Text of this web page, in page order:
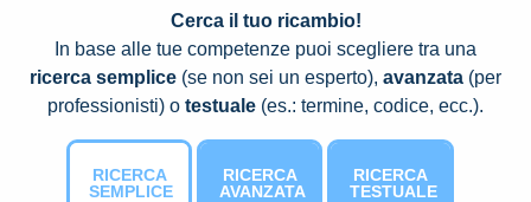
Cerca il tuo ricambio!
In base alle tue competenze puoi scegliere tra una
ricerca semplice (se non sei un esperto), avanzata (per
professionisti) o testuale (es.: termine, codice, ecc.).
RICERCA
SEMPLICE
RICERCA
AVANZATA
RICERCA
TESTUALE